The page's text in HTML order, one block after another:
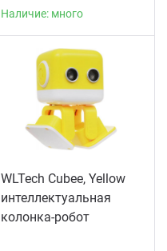
Наличие: много
WLTech Cubee, Yellow
интеллектуальная
колонка-робот